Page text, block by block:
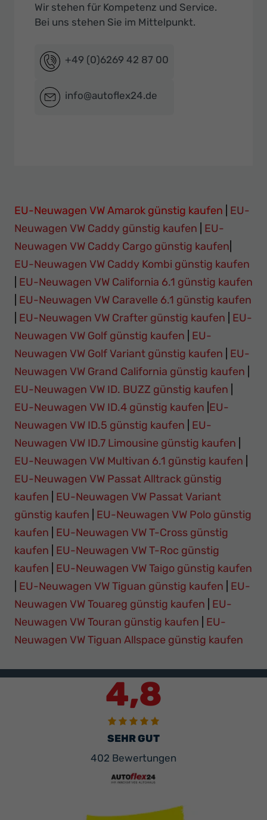
Wir stehen für Kompetenz und Service.
Bei uns stehen Sie im Mittelpunkt.
+49 (0)6269 42 87 00
info@autoflex24.de
EU-Neuwagen VW Amarok günstig kaufen
EU-
Neuwagen VW Caddy günstig kaufen
EU-
Neuwagen VW Caddy Cargo günstig kaufen
EU-Neuwagen VW Caddy Kombi günstig kaufen
EU-Neuwagen VW California 6.1 günstig kaufen
EU-Neuwagen VW Caravelle 6.1 günstig kaufen
EU-Neuwagen VW Crafter günstig kaufen
EU-
Neuwagen VW Golf günstig kaufen
EU-
Neuwagen VW Golf Variant günstig kaufen
EU-
Neuwagen VW Grand California günstig kaufen
EU-Neuwagen VW ID. BUZZ günstig kaufen
EU-Neuwagen VW ID.4 günstig kaufen EU-
Neuwagen VW ID.5 günstig kaufen
EU-
Neuwagen VW ID.7 Limousine günstig kaufen
EU-Neuwagen VW Multivan 6.1 günstig kaufen
EU-Neuwagen VW Passat Alltrack günstig
kaufen
EU-Neuwagen VW Passat Variant
günstig kaufen
EU-Neuwagen VW Polo günstig
kaufen
EU-Neuwagen VW T-Cross günstig
kaufen
EU-Neuwagen VW T-Roc günstig
kaufen
EU-Neuwagen VW Taigo günstig kaufen
EU-Neuwagen VW Tiguan günstig kaufen
EU-
Neuwagen VW Touareg günstig kaufen
EU-
Neuwagen VW Touran günstig kaufen
EU-
Neuwagen VW Tiguan Allspace günstig kaufen
4,8
SEHR GUT
402 Bewertungen